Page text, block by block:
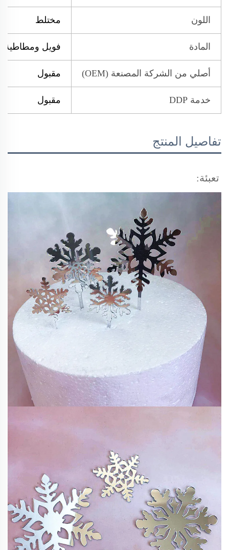
اللون مختلط
المادة فويل ومطاطية
أصلي من الشركة المصنعة (OEM) مقبول
خدمة DDP مقبول
تفاصيل المنتج
تعبئة: